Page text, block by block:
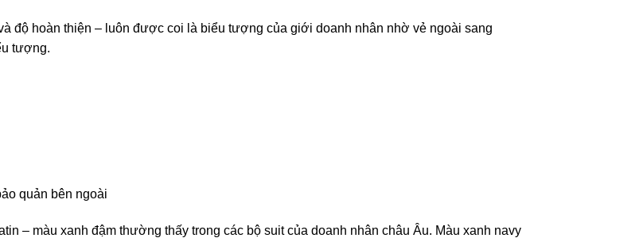
độ hoàn thiện – luôn được coi là biểu tượng của giới doanh nhân nhờ vẻ ngoài sang
tượng.
quản bên ngoài
– màu xanh đậm thường thấy trong các bộ suit của doanh nhân châu Âu. Màu xanh navy